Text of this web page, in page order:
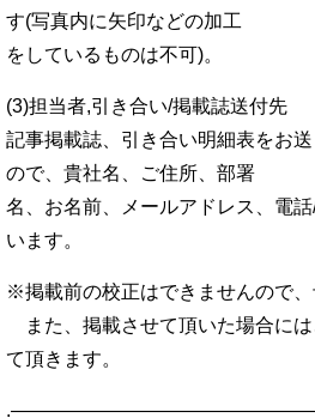
す(写真内に矢印などの加工
をしているものは不可)。
(3)担当者,引き合い/掲載誌送付先
記事掲載誌、引き合い明細表をお
ので、貴社名、ご住所、部署
名、お名前、メールアドレス、電
います。
※掲載前の校正はできませんので、
また、掲載させて頂いた場合に
て頂きます。